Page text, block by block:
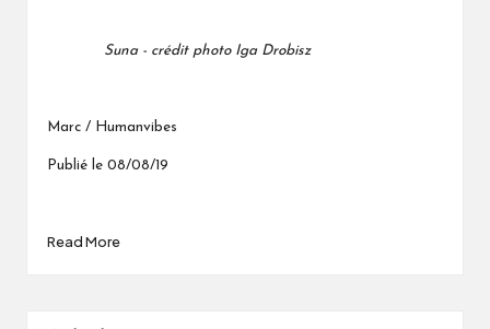
Suna - crédit photo Iga Drobisz
Marc / Humanvibes
Publié le 08/08/19
Read More